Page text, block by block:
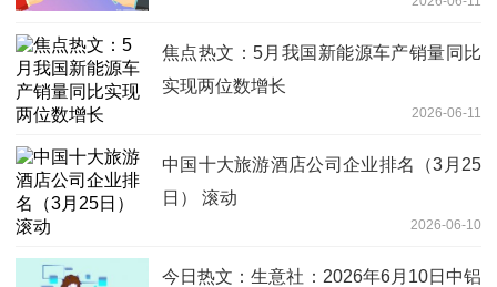
焦点热文：5月我国新能源车产销量同比
实现两位数增长
2026-06-11
中国十大旅游酒店公司企业排名（3月25
日） 滚动
2026-06-10
今日热文：生意社：2026年6月10日中铝